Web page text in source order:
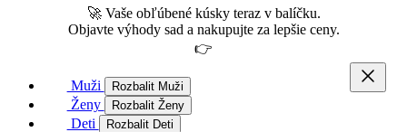
🚀 Vaše obľúbené kúsky teraz v balíčku.
Objavte výhody sad a nakupujte za lepšie ceny.
👉
Muži Rozbalit Muži
Ženy Rozbalit Ženy
Deti Rozbalit Deti